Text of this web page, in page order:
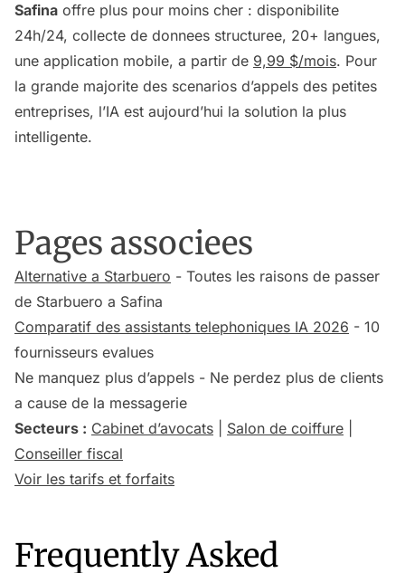
Safina offre plus pour moins cher : disponibilite
24h/24, collecte de donnees structuree, 20+ langues,
une application mobile, a partir de 9,99 $/mois. Pour
la grande majorite des scenarios d’appels des petites
entreprises, l’IA est aujourd’hui la solution la plus
intelligente.
Pages associees
Alternative a Starbuero - Toutes les raisons de passer
de Starbuero a Safina
Comparatif des assistants telephoniques IA 2026 - 10
fournisseurs evalues
Ne manquez plus d’appels - Ne perdez plus de clients
a cause de la messagerie
Secteurs : Cabinet d’avocats Salon de coiffure
Conseiller fiscal
Voir les tarifs et forfaits
Frequently Asked